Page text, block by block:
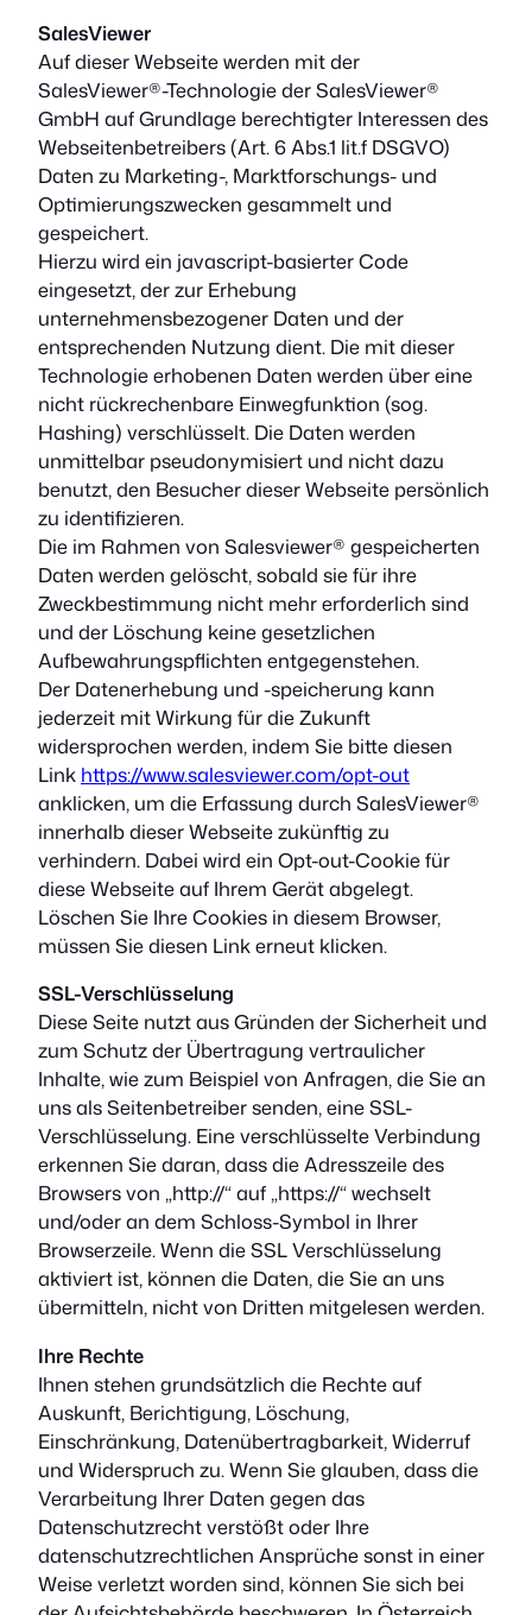
SalesViewer
Auf dieser Webseite werden mit der
SalesViewer®-Technologie der SalesViewer®
GmbH auf Grundlage berechtigter Interessen des
Webseitenbetreibers (Art. 6 Abs.1 lit.f DSGVO)
Daten zu Marketing-, Marktforschungs- und
Optimierungszwecken gesammelt und
gespeichert.
Hierzu wird ein javascript-basierter Code
eingesetzt, der zur Erhebung
unternehmensbezogener Daten und der
entsprechenden Nutzung dient. Die mit dieser
Technologie erhobenen Daten werden über eine
nicht rückrechenbare Einwegfunktion (sog.
Hashing) verschlüsselt. Die Daten werden
unmittelbar pseudonymisiert und nicht dazu
benutzt, den Besucher dieser Webseite persönlich
zu identifizieren.
Die im Rahmen von Salesviewer® gespeicherten
Daten werden gelöscht, sobald sie für ihre
Zweckbestimmung nicht mehr erforderlich sind
und der Löschung keine gesetzlichen
Aufbewahrungspflichten entgegenstehen.
Der Datenerhebung und -speicherung kann
jederzeit mit Wirkung für die Zukunft
widersprochen werden, indem Sie bitte diesen
Link https://www.salesviewer.com/opt-out
anklicken, um die Erfassung durch SalesViewer®
innerhalb dieser Webseite zukünftig zu
verhindern. Dabei wird ein Opt-out-Cookie für
diese Webseite auf Ihrem Gerät abgelegt.
Löschen Sie Ihre Cookies in diesem Browser,
müssen Sie diesen Link erneut klicken.
SSL-Verschlüsselung
Diese Seite nutzt aus Gründen der Sicherheit und
zum Schutz der Übertragung vertraulicher
Inhalte, wie zum Beispiel von Anfragen, die Sie an
uns als Seitenbetreiber senden, eine SSL-
Verschlüsselung. Eine verschlüsselte Verbindung
erkennen Sie daran, dass die Adresszeile des
Browsers von „http://“ auf „https://“ wechselt
und/oder an dem Schloss-Symbol in Ihrer
Browserzeile. Wenn die SSL Verschlüsselung
aktiviert ist, können die Daten, die Sie an uns
übermitteln, nicht von Dritten mitgelesen werden.
Ihre Rechte
Ihnen stehen grundsätzlich die Rechte auf
Auskunft, Berichtigung, Löschung,
Einschränkung, Datenübertragbarkeit, Widerruf
und Widerspruch zu. Wenn Sie glauben, dass die
Verarbeitung Ihrer Daten gegen das
Datenschutzrecht verstößt oder Ihre
datenschutzrechtlichen Ansprüche sonst in einer
Weise verletzt worden sind, können Sie sich bei